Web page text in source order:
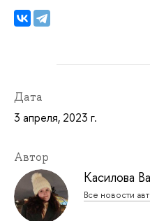
Дата
3 апреля, 2023 г.
Автор
Касилова
Все новости